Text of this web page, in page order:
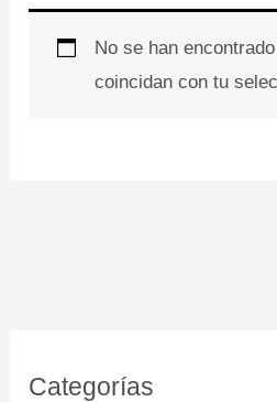
Categorías
No se han
coincidan con tu